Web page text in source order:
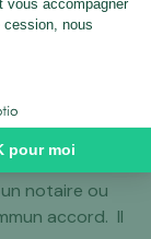
les parties
de vente sur
celui-ci au
notaire ou
accord. Il